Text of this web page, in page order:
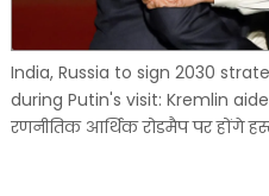
India, Russia to sign 2030
during Putin's visit: Kremlin
रणनीतिक आर्थिक रोडमैप पर होंगे